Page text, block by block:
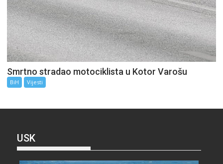
Smrtno stradao motociklista u Kotor Varošu
BiH Vijesti
USK